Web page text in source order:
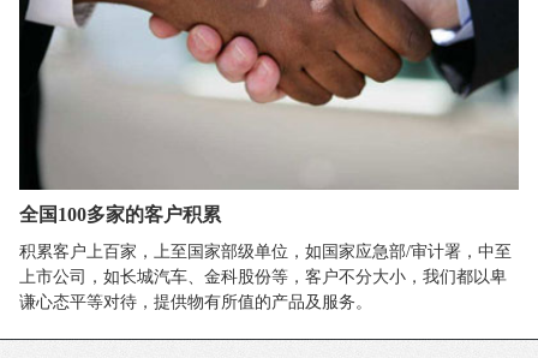
全国100多家的客户积累
积累客户上百家，上至国家部级单位，如国家应急部/审计署，中至
上市公司，如长城汽车、金科股份等，客户不分大小，我们都以卑
谦心态平等对待，提供物有所值的产品及服务。